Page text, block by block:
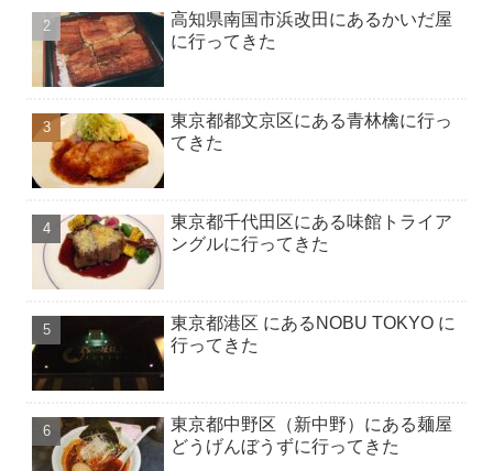
高知県南国市浜改田にあるかいだ屋
に行ってきた
東京都都文京区にある青林檎に行っ
てきた
東京都千代田区にある味館トライア
ングルに行ってきた
東京都港区 にあるNOBU TOKYO に
行ってきた
東京都中野区（新中野）にある麺屋
どうげんぼうずに行ってきた